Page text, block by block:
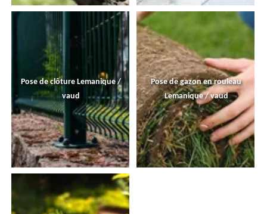
Pose de clôture Lemanique /
vaud
Pose de gazon en rouleau
Lemanique / vaud